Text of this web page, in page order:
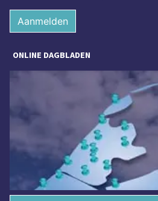
Aanmelden
ONLINE DAGBLADEN